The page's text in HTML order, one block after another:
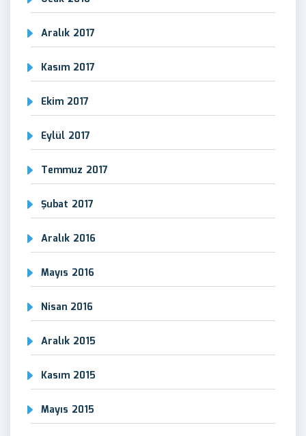
Aralık 2017
Kasım 2017
Ekim 2017
Eylül 2017
Temmuz 2017
Şubat 2017
Aralık 2016
Mayıs 2016
Nisan 2016
Aralık 2015
Kasım 2015
Mayıs 2015